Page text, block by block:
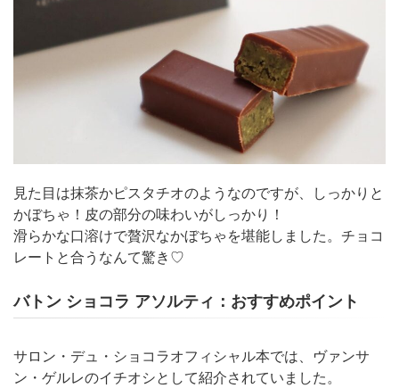
見た目は抹茶かピスタチオのようなのですが、しっかりと
かぼちゃ！皮の部分の味わいがしっかり！
滑らかな口溶けで贅沢なかぼちゃを堪能しました。チョコ
レートと合うなんて驚き♡
バトン ショコラ アソルティ：おすすめポイント
サロン・デュ・ショコラオフィシャル本では、ヴァンサ
ン・ゲルレのイチオシとして紹介されていました。